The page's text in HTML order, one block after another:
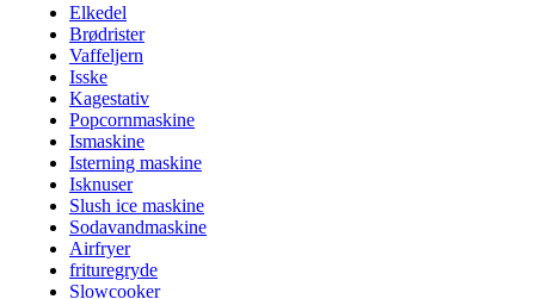
Elkedel
Brødrister
Vaffeljern
Isske
Kagestativ
Popcornmaskine
Ismaskine
Isterning maskine
Isknuser
Slush ice maskine
Sodavandmaskine
Airfryer
frituregryde
Slowcooker